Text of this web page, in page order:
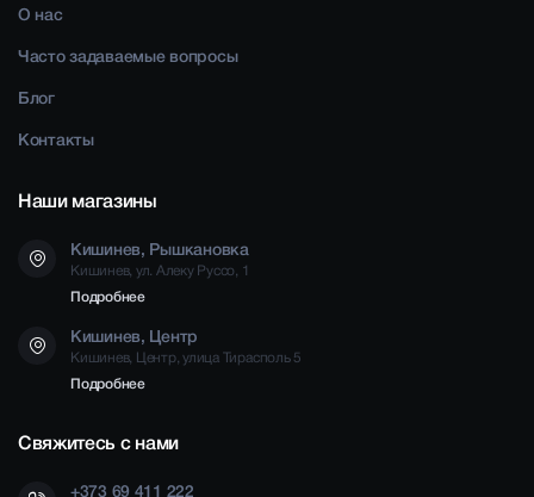
О нас
Часто задаваемые вопросы
Блог
Контакты
Наши магазины
Кишинев, Рышкановка
Кишинев, ул. Алеку Руссо, 1
Подробнее
Кишинев, Центр
Кишинев, Центр, улица Тирасполь 5
Подробнее
Свяжитесь с нами
+373 69 411 222